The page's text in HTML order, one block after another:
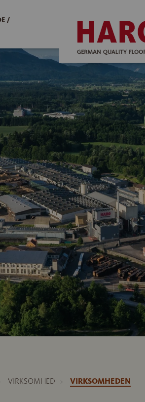
/
VIRKSOMHED VIRKSOMHEDEN